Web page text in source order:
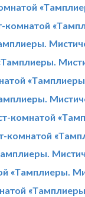
комнатой
комнатой
комнатой
«Тамплиеры.